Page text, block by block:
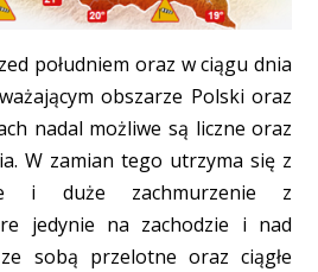
południem oraz w ciągu dnia
obszarze Polski oraz
nadal możliwe są liczne oraz
W zamian tego utrzyma się z
i duże zachmurzenie z
jedynie na zachodzie i nad
sobą przelotne oraz ciągłe